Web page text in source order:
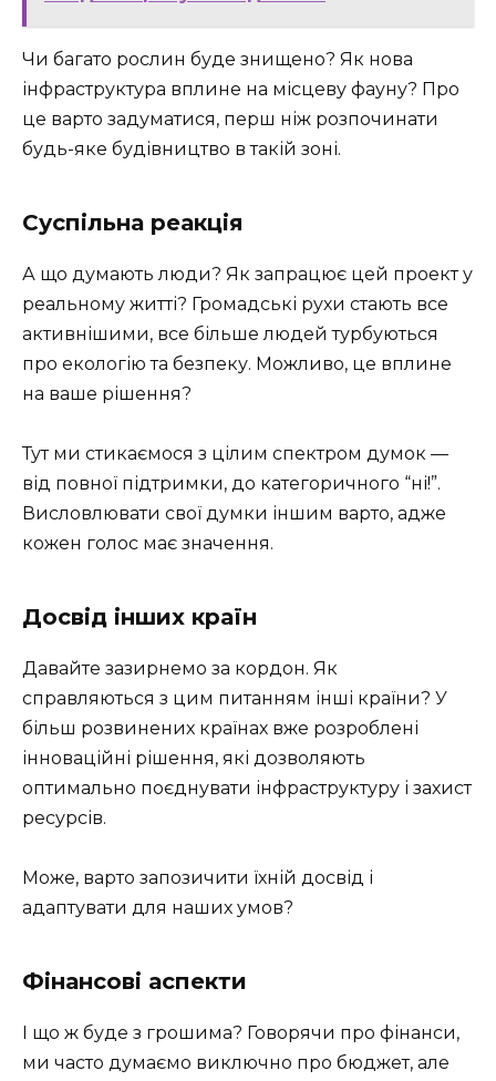
Чи багато рослин буде знищено? Як нова
інфраструктура вплине на місцеву фауну? Про
це варто задуматися, перш ніж розпочинати
будь-яке будівництво в такій зоні.
Суспільна реакція
А що думають люди? Як запрацює цей проект у
реальному житті? Громадські рухи стають все
активнішими, все більше людей турбуються
про екологію та безпеку. Можливо, це вплине
на ваше рішення?
Тут ми стикаємося з цілим спектром думок —
від повної підтримки, до категоричного “ні!”.
Висловлювати свої думки іншим варто, адже
кожен голос має значення.
Досвід інших країн
Давайте зазирнемо за кордон. Як
справляються з цим питанням інші країни? У
більш розвинених країнах вже розроблені
інноваційні рішення, які дозволяють
оптимально поєднувати інфраструктуру і захист
ресурсів.
Може, варто запозичити їхній досвід і
адаптувати для наших умов?
Фінансові аспекти
І що ж буде з грошима? Говорячи про фінанси,
ми часто думаємо виключно про бюджет, але